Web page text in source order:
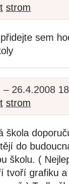
strom
sem
– 26.4.2008
strom
škola
do
školu. (
tvoří grafiku